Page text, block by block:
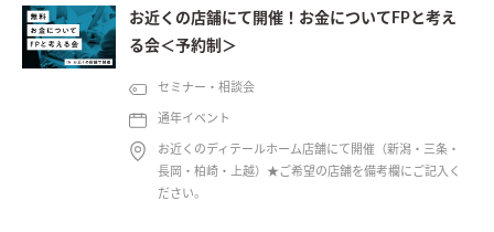
お近くの店舗にて開催！お金についてFPと考え
る会＜予約制＞
セミナー・相談会
通年イベント
お近くのディテールホーム店舗にて開催（新潟・三条・
長岡・柏崎・上越）★ご希望の店舗を備考欄にご記入く
ださい。